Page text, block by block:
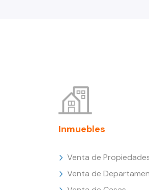
Inmuebles
Venta de
Venta de